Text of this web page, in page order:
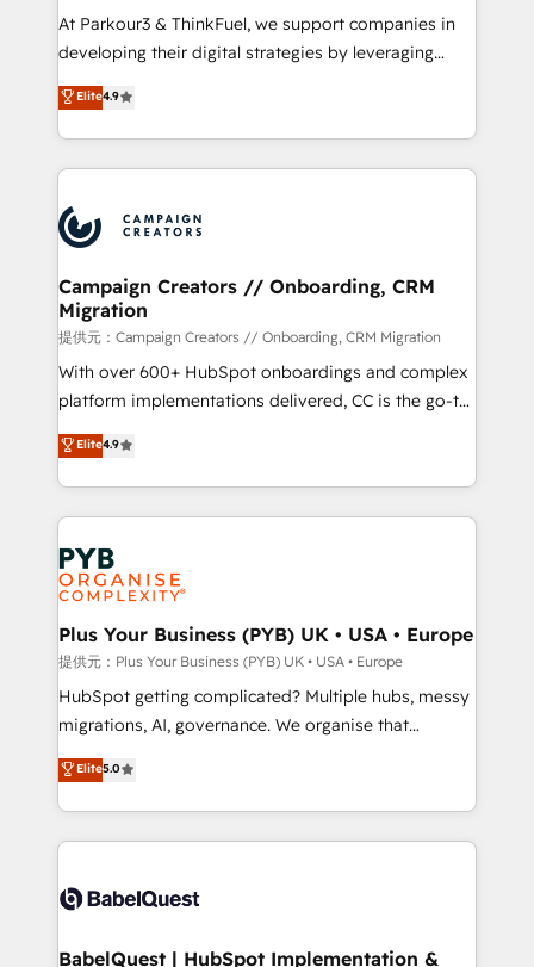
Développement des interfaces avec vos logiciels
métiers ⚙️ Configuration de la plateforme HubSpot
Book Process & Guidelines utilisateurs 🎓
Formations des utilisateurs
At Parkour3 & ThinkFuel, we support companies in
developing their digital strategies by leveraging
technologies and automating their marketing and
sales processes to generate growth. Our offer spans
from Strategy to Operations. We specialize in CRM
onboarding and implementation, web design, sales
extensive experience working with tech companies
and manufacturers since 2002, we are committed to
empowering our clients and developing their
autonomy. Get to grips with HubSpot through
guided implementation and seamless integration of
the CRM platform into your digital ecosystem. Would
you like support in deploying your inbound
to your needs and sales objectives. With 125+
certifications, we are part of the most certified
services are offered in both English & French.
Elite4.9
Campaign Creators // Onboarding, CRM
Migration
提供元：Campaign Creators // Onboarding, CRM Migration
With over 600+ HubSpot onboardings and complex
platform implementations delivered, CC is the go-to
Elite Solutions Partner for businesses ready to
migrate, replatform, and scale smarter. We specialize
in high-impact CRM and CMS migrations and
onboarding from platforms like Salesforce, NetSuite,
Zoho, Pardot, Marketo, Microsoft Dynamics, Wix,
WordPress and legacy CRMs, turning fragmented
systems into unified, growth-ready HubSpot
architectures that accelerate revenue operations and
performance. - Multi-object CRM migration, cleanup,
and implementation. - Pre-built and custom
integrations across your full tech stack. - Custom
- Dashboards, lifecycle campaigns, and lead
nurturing sequences. - Cross-hub setup across
scalable retainers. Let’s make HubSpot your most
powerful growth engine. Built to convert, scale, and
Elite4.9
Plus Your Business (PYB) UK • USA • Europe
提供元：Plus Your Business (PYB) UK • USA • Europe
HubSpot getting complicated? Multiple hubs, messy
migrations, AI, governance. We organise that
complexity, so your team can put HubSpot to work...
Welcome to our Profile! We help with: • CRM
implementation, reports, workflows, and team
training • CRM migration from Salesforce, Pipedrive,
custom API integrations with ERP (and other
operations A little about us: • Boutique 'Elite' team of
Elite5.0
BabelQuest | HubSpot Implementation &